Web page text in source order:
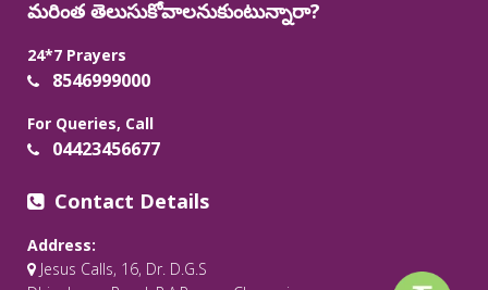
మరింత తెలుసుకోవాలనుకుంటున్నారా?
24*7 Prayers
8546999000
For Queries, Call
04423456677
Contact Details
Address:
Jesus Calls, 16, Dr. D.G.S